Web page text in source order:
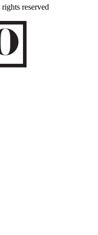
reserved